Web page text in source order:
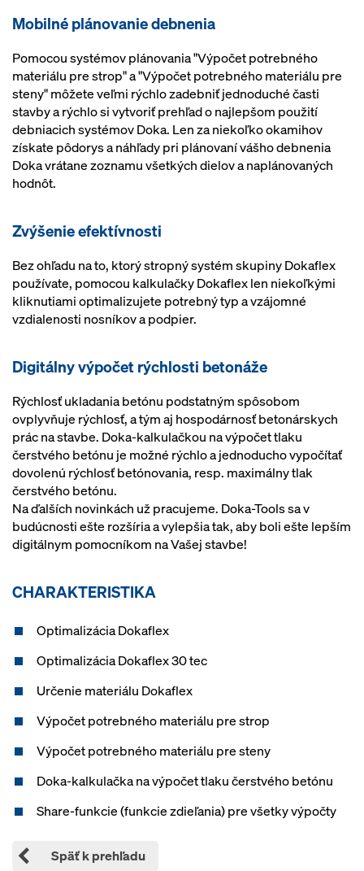
Mobilné plánovanie debnenia
Pomocou systémov plánovania "Výpočet potrebného
materiálu pre strop" a "Výpočet potrebného materiálu pre
steny" môžete veľmi rýchlo zadebniť jednoduché časti
stavby a rýchlo si vytvoriť prehľad o najlepšom použití
debniacich systémov Doka. Len za niekoľko okamihov
získate pôdorys a náhľady pri plánovaní vášho debnenia
Doka vrátane zoznamu všetkých dielov a naplánovaných
hodnôt.
Zvýšenie efektívnosti
Bez ohľadu na to, ktorý stropný systém skupiny Dokaflex
používate, pomocou kalkulačky Dokaflex len niekoľkými
kliknutiami optimalizujete potrebný typ a vzájomné
vzdialenosti nosníkov a podpier.
Digitálny výpočet rýchlosti betonáže
Rýchlosť ukladania betónu podstatným spôsobom
ovplyvňuje rýchlosť, a tým aj hospodárnosť betonárskych
prác na stavbe. Doka-kalkulačkou na výpočet tlaku
čerstvého betónu je možné rýchlo a jednoducho vypočítať
dovolenú rýchlosť betónovania, resp. maximálny tlak
čerstvého betónu.
Na ďalších novinkách už pracujeme. Doka-Tools sa v
budúcnosti ešte rozšíria a vylepšia tak, aby boli ešte lepším
digitálnym pomocníkom na Vašej stavbe!
CHARAKTERISTIKA
Optimalizácia Dokaflex
Optimalizácia Dokaflex 30 tec
Určenie materiálu Dokaflex
Výpočet potrebného materiálu pre strop
Výpočet potrebného materiálu pre steny
Doka-kalkulačka na výpočet tlaku čerstvého betónu
Share-funkcie (funkcie zdieľania) pre všetky výpočty
Späť k prehľadu